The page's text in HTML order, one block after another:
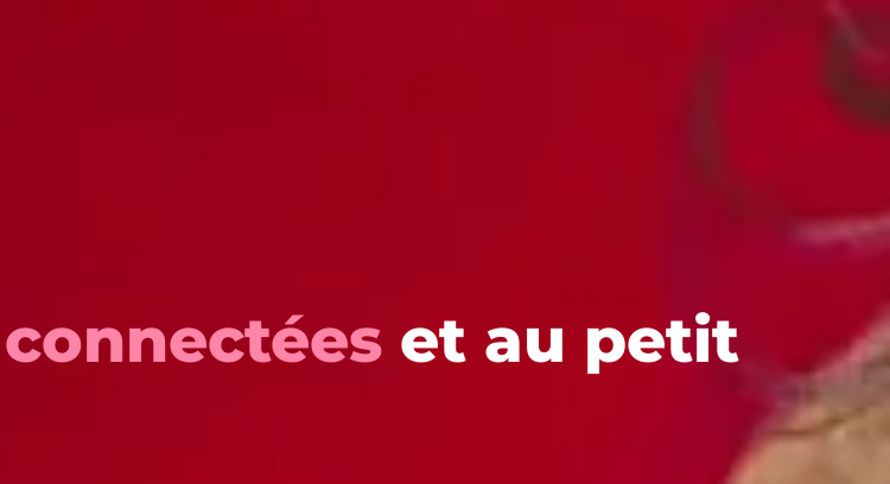
connectées et au petit